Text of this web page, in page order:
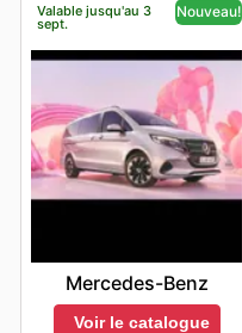
Valable jusqu'au 3
sept.
Nouveau!
Mercedes-Benz
Voir le catalogue